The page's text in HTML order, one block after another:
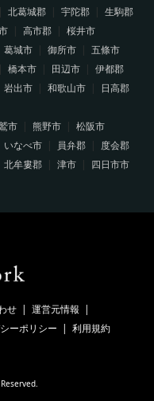
北葛城郡 宇陀郡
生駒郡
高市郡
桜井市
葛城市 御所市
五條市
橋本市 田辺市
伊都郡
岩出市 和歌山市
日高郡
市 熊野市
松阪市
いなべ市 員弁郡
度会郡
北牟婁郡 津市
四日市市
せ
運営元情報
ーポリシー 利用規約